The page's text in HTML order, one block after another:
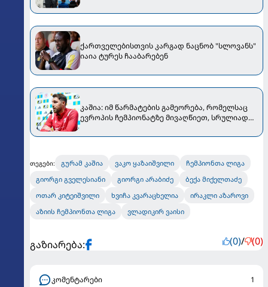
ქართველებისთვის კარგად ნაცნობ "სლოვანს"
იაია ტურეს ჩააბარებენ
კაშია: იმ წარმატების გამეორება, რომელსაც
ევროპის ჩემპიონატზე მივაღწიეთ, სრულიად
თეგები: გურამ კაშია ვაკო ყაზაიშვილი
ჩემპიონთა ლიგა
გიორგი გველესიანი
გიორგი არაბიძე
ბექა მიქელთაძე
ოთარ კიტეიშვილი
ხვიჩა კვარაცხელია
ირაკლი აზაროვი
აზიის ჩემპიონთა ლიგა
ვლადიკირ ვაისი
გაზიარება: (0)/ (0)
კომენტარები 1